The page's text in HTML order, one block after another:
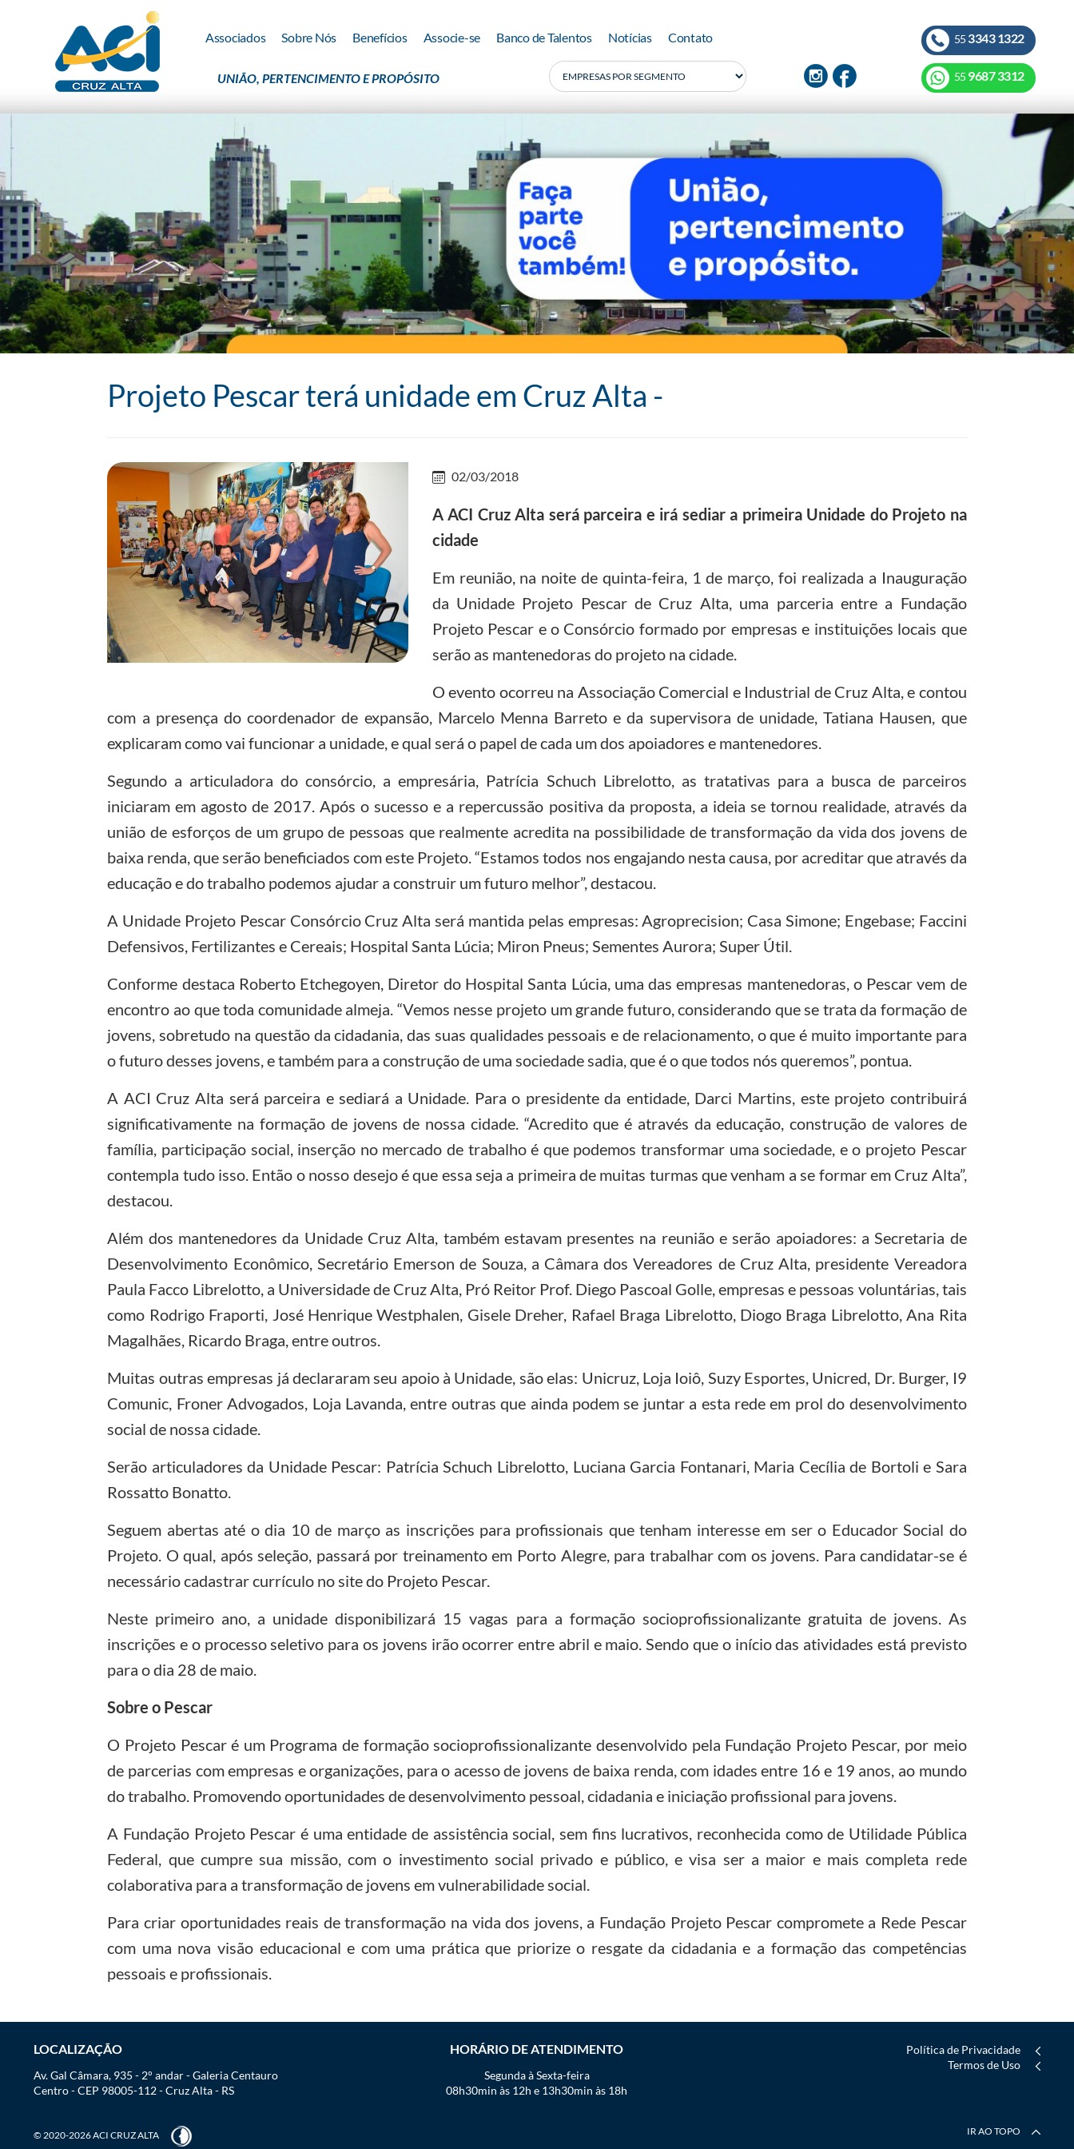
Associados Sobre Nós Benefícios Associe-se Banco de Talentos Notícias Contato
UNIÃO, PERTENCIMENTO E PROPÓSITO
55 3343 1322
55 9687 3312
Projeto Pescar terá unidade em Cruz Alta -
02/03/2018
A ACI Cruz Alta será parceira e irá sediar a primeira Unidade do Projeto na
cidade
Em reunião, na noite de quinta-feira, 1 de março, foi realizada a Inauguração
da Unidade Projeto Pescar de Cruz Alta, uma parceria entre a Fundação
Projeto Pescar e o Consórcio formado por empresas e instituições locais que
serão as mantenedoras do projeto na cidade.
O evento ocorreu na Associação Comercial e Industrial de Cruz Alta, e contou
com a presença do coordenador de expansão, Marcelo Menna Barreto e da supervisora de unidade, Tatiana Hausen, que
explicaram como vai funcionar a unidade, e qual será o papel de cada um dos apoiadores e mantenedores.
Segundo a articuladora do consórcio, a empresária, Patrícia Schuch Librelotto, as tratativas para a busca de parceiros
iniciaram em agosto de 2017. Após o sucesso e a repercussão positiva da proposta, a ideia se tornou realidade, através da
união de esforços de um grupo de pessoas que realmente acredita na possibilidade de transformação da vida dos jovens de
baixa renda, que serão beneficiados com este Projeto. “Estamos todos nos engajando nesta causa, por acreditar que através da
educação e do trabalho podemos ajudar a construir um futuro melhor”, destacou.
A Unidade Projeto Pescar Consórcio Cruz Alta será mantida pelas empresas: Agroprecision; Casa Simone; Engebase; Faccini
Defensivos, Fertilizantes e Cereais; Hospital Santa Lúcia; Miron Pneus; Sementes Aurora; Super Útil.
Conforme destaca Roberto Etchegoyen, Diretor do Hospital Santa Lúcia, uma das empresas mantenedoras, o Pescar vem de
encontro ao que toda comunidade almeja. “Vemos nesse projeto um grande futuro, considerando que se trata da formação de
jovens, sobretudo na questão da cidadania, das suas qualidades pessoais e de relacionamento, o que é muito importante para
o futuro desses jovens, e também para a construção de uma sociedade sadia, que é o que todos nós queremos”, pontua.
A ACI Cruz Alta será parceira e sediará a Unidade. Para o presidente da entidade, Darci Martins, este projeto contribuirá
significativamente na formação de jovens de nossa cidade. “Acredito que é através da educação, construção de valores de
família, participação social, inserção no mercado de trabalho é que podemos transformar uma sociedade, e o projeto Pescar
contempla tudo isso. Então o nosso desejo é que essa seja a primeira de muitas turmas que venham a se formar em Cruz Alta”,
destacou.
Além dos mantenedores da Unidade Cruz Alta, também estavam presentes na reunião e serão apoiadores: a Secretaria de
Desenvolvimento Econômico, Secretário Emerson de Souza, a Câmara dos Vereadores de Cruz Alta, presidente Vereadora
Paula Facco Librelotto, a Universidade de Cruz Alta, Pró Reitor Prof. Diego Pascoal Golle, empresas e pessoas voluntárias, tais
como Rodrigo Fraporti, José Henrique Westphalen, Gisele Dreher, Rafael Braga Librelotto, Diogo Braga Librelotto, Ana Rita
Magalhães, Ricardo Braga, entre outros.
Muitas outras empresas já declararam seu apoio à Unidade, são elas: Unicruz, Loja Ioiô, Suzy Esportes, Unicred, Dr. Burger, I9
Comunic, Froner Advogados, Loja Lavanda, entre outras que ainda podem se juntar a esta rede em prol do desenvolvimento
social de nossa cidade.
Serão articuladores da Unidade Pescar: Patrícia Schuch Librelotto, Luciana Garcia Fontanari, Maria Cecília de Bortoli e Sara
Rossatto Bonatto.
Seguem abertas até o dia 10 de março as inscrições para profissionais que tenham interesse em ser o Educador Social do
Projeto. O qual, após seleção, passará por treinamento em Porto Alegre, para trabalhar com os jovens. Para candidatar-se é
necessário cadastrar currículo no site do Projeto Pescar.
Neste primeiro ano, a unidade disponibilizará 15 vagas para a formação socioprofissionalizante gratuita de jovens. As
inscrições e o processo seletivo para os jovens irão ocorrer entre abril e maio. Sendo que o início das atividades está previsto
para o dia 28 de maio.
Sobre o Pescar
O Projeto Pescar é um Programa de formação socioprofissionalizante desenvolvido pela Fundação Projeto Pescar, por meio
de parcerias com empresas e organizações, para o acesso de jovens de baixa renda, com idades entre 16 e 19 anos, ao mundo
do trabalho. Promovendo oportunidades de desenvolvimento pessoal, cidadania e iniciação profissional para jovens.
A Fundação Projeto Pescar é uma entidade de assistência social, sem fins lucrativos, reconhecida como de Utilidade Pública
Federal, que cumpre sua missão, com o investimento social privado e público, e visa ser a maior e mais completa rede
colaborativa para a transformação de jovens em vulnerabilidade social.
Para criar oportunidades reais de transformação na vida dos jovens, a Fundação Projeto Pescar compromete a Rede Pescar
com uma nova visão educacional e com uma prática que priorize o resgate da cidadania e a formação das competências
pessoais e profissionais.
LOCALIZAÇÃO
Av. Gal Câmara, 935 - 2° andar - Galeria Centauro
Centro - CEP 98005-112 - Cruz Alta - RS
HORÁRIO DE ATENDIMENTO
Segunda à Sexta-feira
08h30min às 12h e 13h30min às 18h
Política de Privacidade
Termos de Uso
© 2020-2026 ACI CRUZ ALTA IR AO TOPO